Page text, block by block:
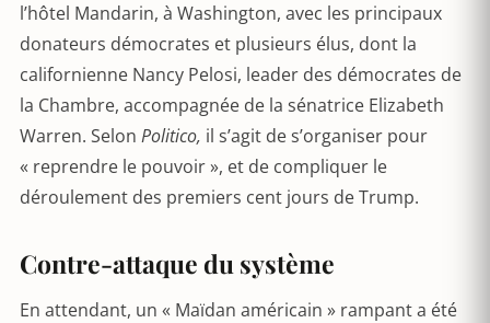
l’hôtel Mandarin, à Washington, avec les principaux
donateurs démocrates et plusieurs élus, dont la
californienne Nancy Pelosi, leader des démocrates de
la Chambre, accompagnée de la sénatrice Elizabeth
Warren. Selon Politico, il s’agit de s’organiser pour
« reprendre le pouvoir », et de compliquer le
déroulement des premiers cent jours de Trump.
Contre-attaque du système
En attendant, un « Maïdan américain » rampant a été